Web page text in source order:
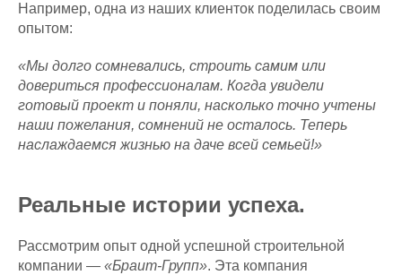
Например, одна из наших клиенток поделилась своим
опытом:
«Мы долго сомневались, строить самим или
довериться профессионалам. Когда увидели
готовый проект и поняли, насколько точно учтены
наши пожелания, сомнений не осталось. Теперь
наслаждаемся жизнью на даче всей семьей!»
Реальные истории успеха.
Рассмотрим опыт одной успешной строительной
компании — «Браит-Групп». Эта компания